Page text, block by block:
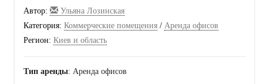
Автор:
Ульяна Лозинская
Категория: Коммерческие помещения / Аренда офисов
Регион: Киев и область
Тип аренды: Аренда офисов